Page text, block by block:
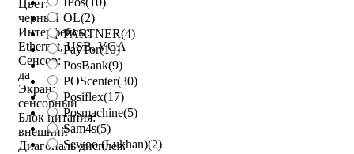
OL(2)
PARTNER(4)
PayTor(10)
PosBank(9)
POScenter(30)
Posiflex(17)
Posmachine(5)
Sam4s(5)
Sewoo (Lukhan)(2)
Цвет:
черный
Интерфейсы:
Ethernet, USB, VGA
Сенсор:
да
Экран:
сенсорный
Блок питания:
внешний
Диагональ дисплея: